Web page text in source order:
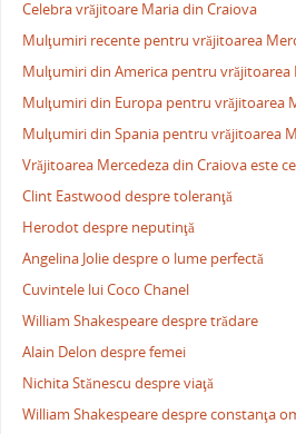
Celebra vrăjitoare Maria din Craiova
Mulţumiri recente pentru vrăjitoarea
Mulţumiri din America pentru vrăjitoarea
Mulţumiri din Europa pentru vrăjitoarea
Mulţumiri din Spania pentru vrăjitoarea
Vrăjitoarea Mercedeza din Craiova este
Clint Eastwood despre toleranţă
Herodot despre neputinţă
Angelina Jolie despre o lume perfectă
Cuvintele lui Coco Chanel
William Shakespeare despre trădare
Alain Delon despre femei
Nichita Stănescu despre viaţă
William Shakespeare despre constanţa